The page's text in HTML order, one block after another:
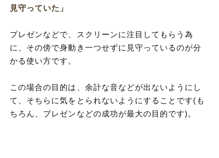
見守っていた」
プレゼンなどで、スクリーンに注目してもらう為
に、その傍で身動き一つせずに見守っているのが分
かる使い方です。
この場合の目的は、余計な音などが出ないようにし
て、そちらに気をとられないようにすることです(も
ちろん、プレゼンなどの成功が最大の目的です)。